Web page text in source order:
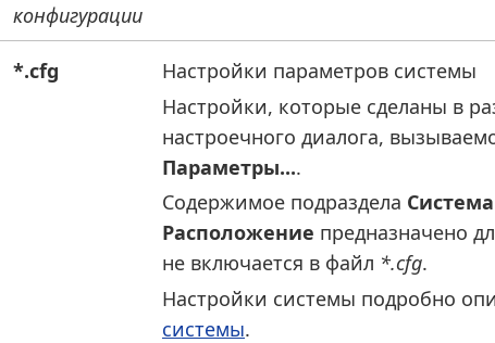
конфигурации
*.cfg
Настройки параметров системы
Настройки, которые сделаны в
настроечного диалога,
Параметры....
Содержимое подраздела
Расположение предназначено
не включается в файл *.cfg.
Настройки системы подробно
системы.